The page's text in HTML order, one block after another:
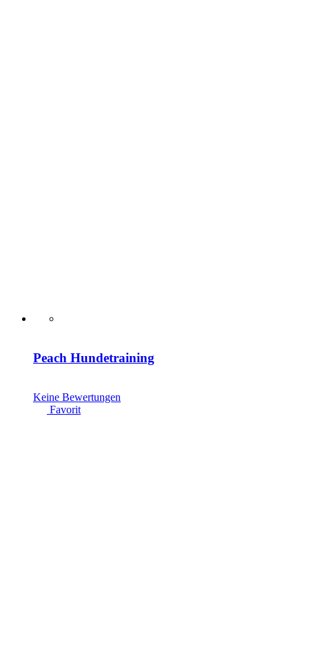
Peach Hundetraining
Keine Bewertungen
Favorit